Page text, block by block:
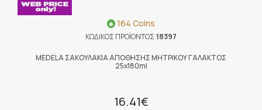
164 Coins
ΚΩΔΙΚΟΣ ΠΡΟΪΟΝΤΟΣ:18397
MEDELA ΣΑΚΟΥΛΑΚΙΑ ΑΠΟΘΗΣΗΣ ΜΗΤΡΙΚΟΥ ΓΑΛΑΚΤΟΣ
25x180ml
16.41€